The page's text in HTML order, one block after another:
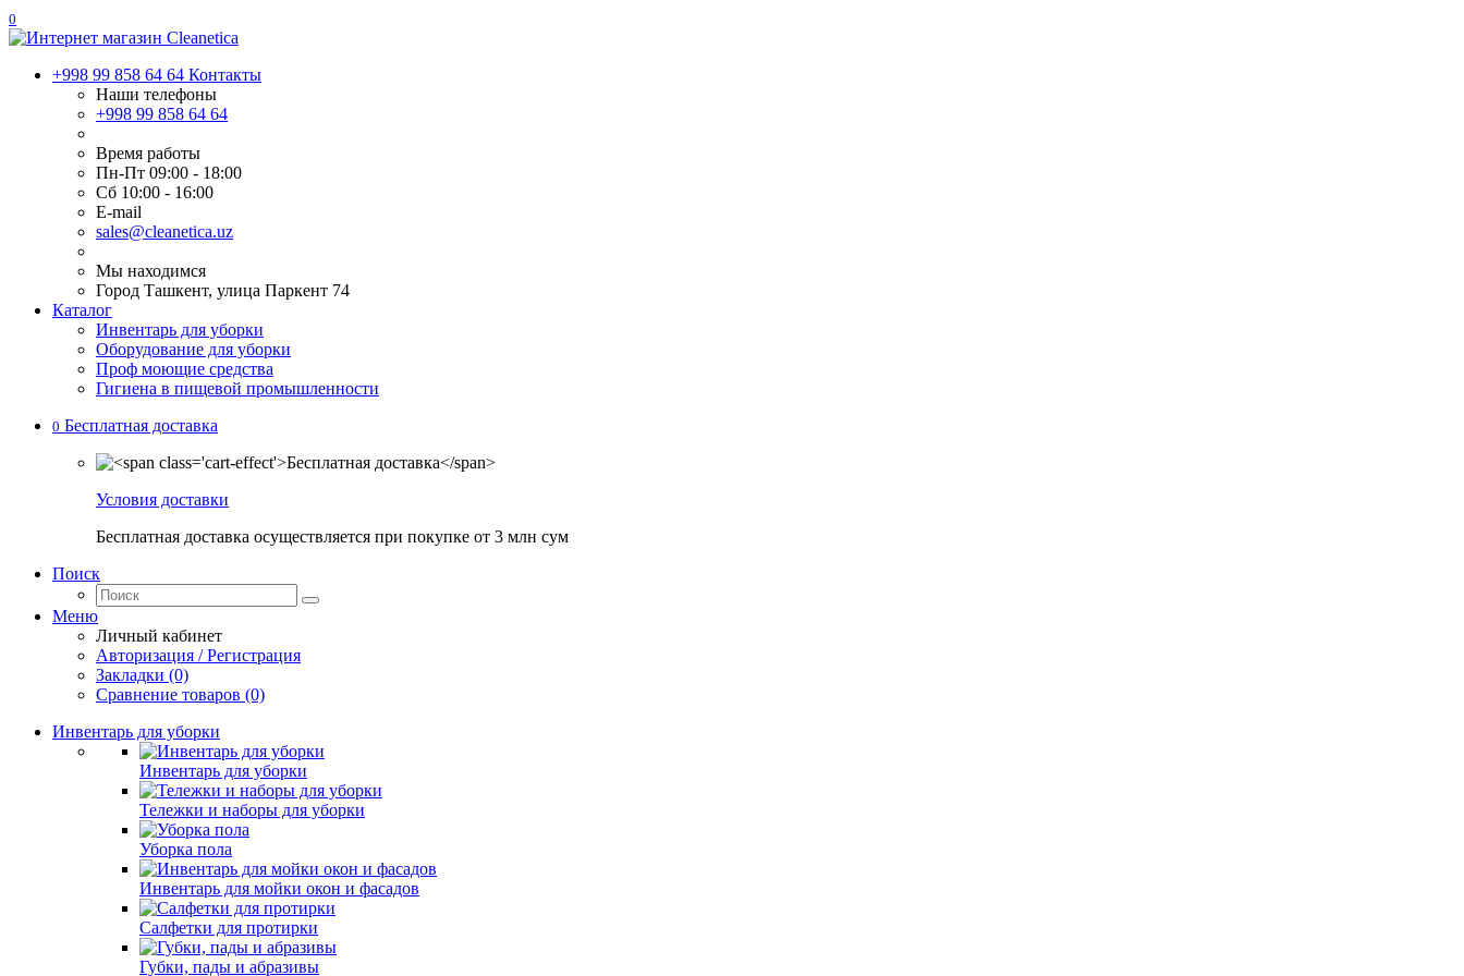
0
+998 99 858 64 64 Контакты
Наши телефоны
+998 99 858 64 64
Время работы
Пн-Пт 09:00 - 18:00
Сб 10:00 - 16:00
E-mail
sales@cleanetica.uz
Мы находимся
Город Ташкент, улица Паркент 74
Каталог
Инвентарь для уборки
Оборудование для уборки
Проф моющие средства
Гигиена в пищевой промышленности
0 Бесплатная доставка
Условия доставки
Бесплатная доставка осуществляется при покупке от 3 млн сум
Поиск
Меню
Личный кабинет
Авторизация / Регистрация
Закладки (0)
Сравнение товаров (0)
Инвентарь для уборки
Инвентарь для уборки
Тележки и наборы для уборки
Уборка пола
Инвентарь для мойки окон и фасадов
Салфетки для протирки
Губки, пады и абразивы